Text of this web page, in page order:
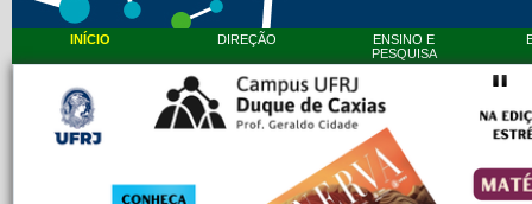
INÍCIO DIREÇÃO
ENSINO E
PESQUISA